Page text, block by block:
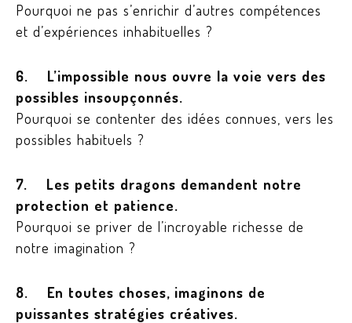
Pourquoi ne pas s’enrichir d’autres compétences
et d’expériences inhabituelles ?
6. L’impossible nous ouvre la voie vers des
possibles insoupçonnés.
Pourquoi se contenter des idées connues, vers les
possibles habituels ?
7. Les petits dragons demandent notre
protection et patience.
Pourquoi se priver de l’incroyable richesse de
notre imagination ?
8. En toutes choses, imaginons de
puissantes stratégies créatives.